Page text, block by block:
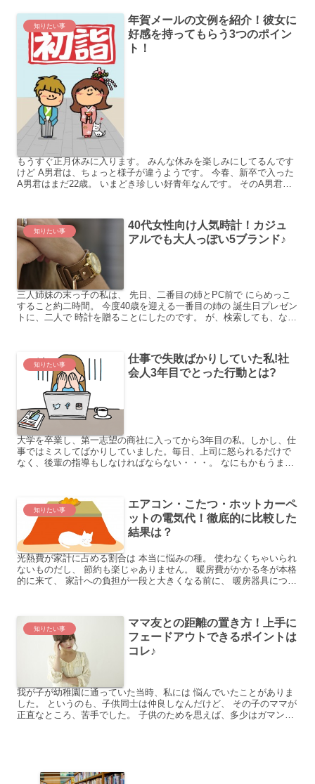
知りたい事
年賀メールの文例を紹介！彼女に
好感を持ってもらう3つのポイン
ト！
もうすぐ正月休みに入ります。 みんな休みを楽しみにしてるんです
けど A男君は、ちょっと様子が違うようです。 今春、新卒で入った
A男君はまだ22歳。 いまどき珍しい好青年なんです。 そのA男君に
知りたい事
40代女性向け人気時計！カジュ
アルでも大人っぽい5ブランド♪
三人姉妹の末っ子の私は、 先日、二番目の姉とPC前で にらめっこ
すること約二時間。 今度40歳を迎える一番目の姉の 誕生日プレゼン
トに、二人で 時計を贈ることにしたのです。 が、検索しても、なか
知りたい事
仕事で失敗ばかりしていた私!社
会人3年目でとった行動とは?
大学を卒業し、第一志望の商社に入ってから3年目の私。しかし、仕
事ではミスしてばかりしていました。毎日、上司に怒られるだけで
なく、後輩の指導もしなければならない・・・。 なにもかもうまく
知りたい事
エアコン・こたつ・ホットカーペ
ットの電気代！徹底的に比較した
結果は？
光熱費が家計に占める割合は 本当に悩みの種。 使わなくちゃいられ
ないものだし、 節約も楽じゃありません。 暖房費がかかる冬が本格
的に来て、 家計への負担が一段と大きくなる前に、 暖房器具につい
知りたい事
ママ友との距離の置き方！上手に
フェードアウトできるポイントは
コレ♪
我が子が幼稚園に通っていた当時、私には 悩んでいたことがありま
した。 というのも、子供同士は仲良しなんだけど、 その子のママが
正直なところ、苦手でした。 子供のためを思えば、多少はガマンし